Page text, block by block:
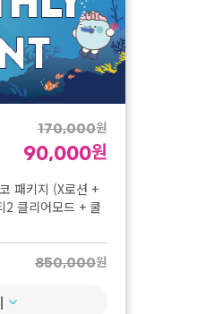
15,000원
8,000 원
170,000원
90,000원
패키지 (X로션 +
2 클리어모드 + 쿨
850,000원